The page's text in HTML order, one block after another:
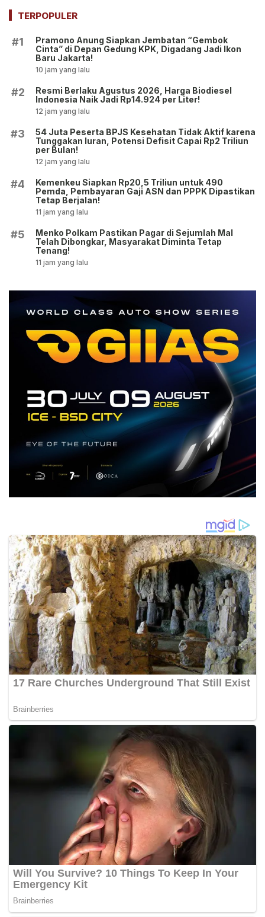
Penyitaan Aset!
TERPOPULER
#1
Pramono Anung Siapkan Jembatan “Gembok
Cinta” di Depan Gedung KPK, Digadang Jadi Ikon
Baru Jakarta!
10 jam yang lalu
#2
Resmi Berlaku Agustus 2026, Harga Biodiesel
Indonesia Naik Jadi Rp14.924 per Liter!
12 jam yang lalu
#3
54 Juta Peserta BPJS Kesehatan Tidak Aktif karena
Tunggakan Iuran, Potensi Defisit Capai Rp2 Triliun
per Bulan!
12 jam yang lalu
#4
Kemenkeu Siapkan Rp20,5 Triliun untuk 490
Pemda, Pembayaran Gaji ASN dan PPPK Dipastikan
Tetap Berjalan!
11 jam yang lalu
#5
Menko Polkam Pastikan Pagar di Sejumlah Mal
Telah Dibongkar, Masyarakat Diminta Tetap
Tenang!
11 jam yang lalu